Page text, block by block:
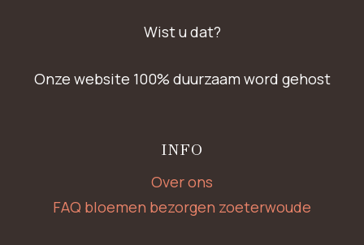
Wist u dat?
Onze website 100% duurzaam word gehost
INFO
Over ons
FAQ bloemen bezorgen zoeterwoude